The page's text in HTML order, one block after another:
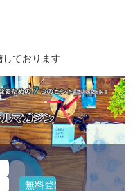
しております